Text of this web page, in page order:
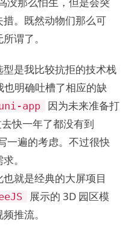
。既然动物们那么可
谓了。
是我比较抗拒的技术栈
也明确吐槽了相应的缺
app
因为未来准备打
快一年了都没有到
一遍的考虑。不过很快
。
就是经典的大屏项目
展示的 3D 园区模
推流。